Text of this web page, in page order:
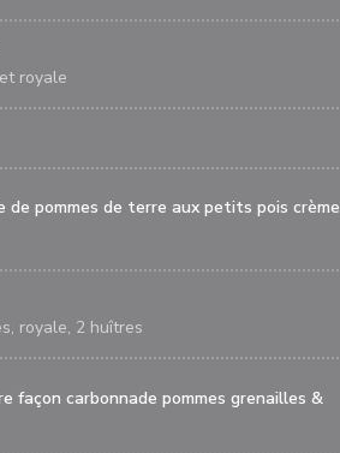
royale
de pommes de terre aux petits pois crème
royale, 2 huîtres
façon carbonnade pommes grenailles &